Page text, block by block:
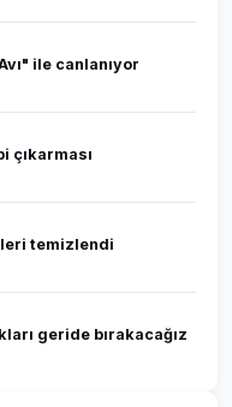
ile canlanıyor
çıkarması
temizlendi
geride bırakacağız